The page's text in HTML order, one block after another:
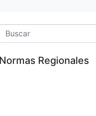
Normas Regionales